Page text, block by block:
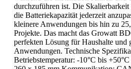
durchzuführen ist. Die Skalierbarkeit
die Batteriekapazität jederzeit
kleinere Anwendungen bis hin zu
Projekte. Das macht das Growatt
perfekten Lösung für Haushalte und
Anwendungen. Technische
Betriebstemperatur: -10°C bis